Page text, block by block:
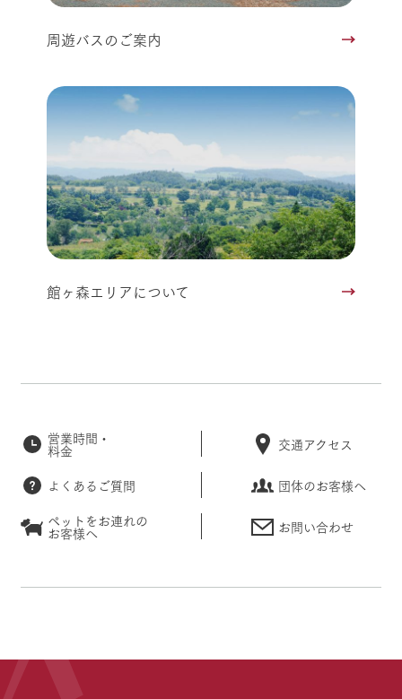
周遊バスのご案内
館ヶ森エリアについて
営業時間・
料金 交通アクセス
よくあるご質問
団体のお客様へ
ペットをお連れの
お客様へ お問い合わせ